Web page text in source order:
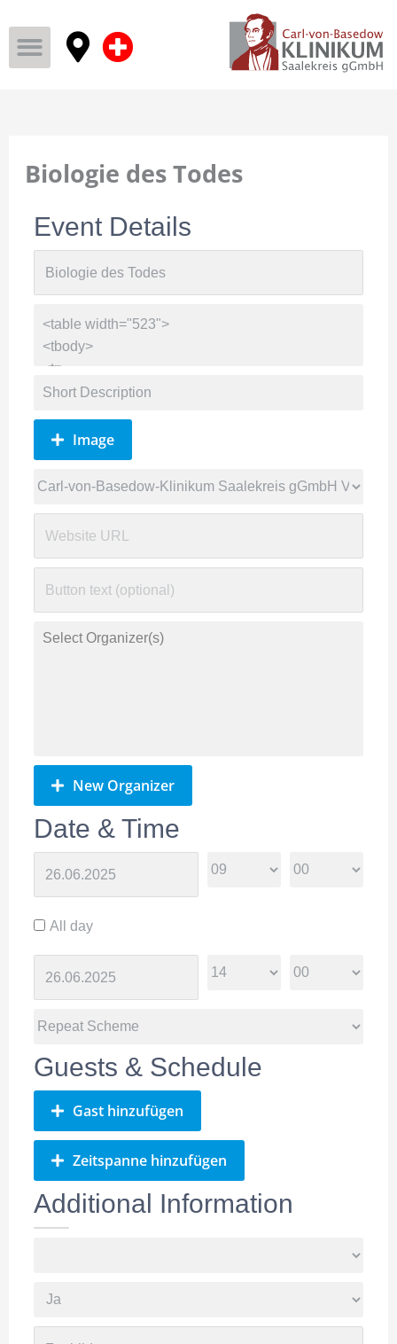
Biologie des Todes
Event Details
Image
New Organizer
Date & Time
All day
Guests & Schedule
Gast hinzufügen
Zeitspanne hinzufügen
Additional Information